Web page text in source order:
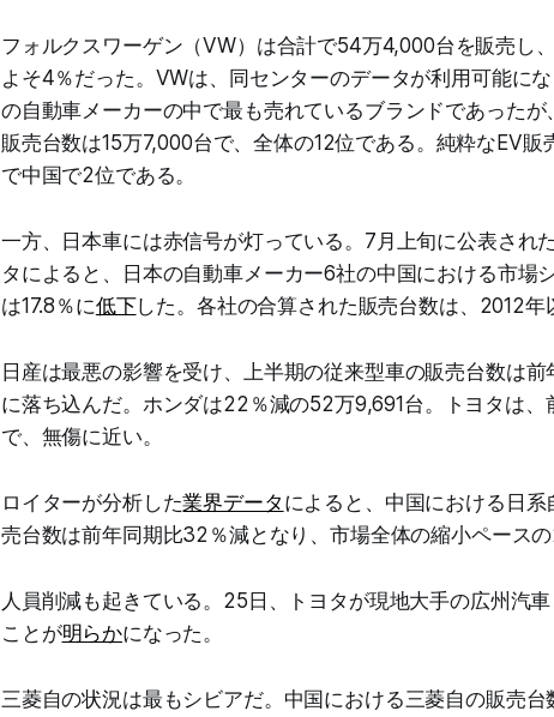
フォルクスワーゲン（VW）は合計で54万4,000台を販売し
よそ4％だった。VWは、同センターのデータが利用可能に
の自動車メーカーの中で最も売れているブランドであった
販売台数は15万7,000台で、全体の12位である。純粋なEV
で中国で2位である。
一方、日本車には赤信号が灯っている。7月上旬に公表され
タによると、日本の自動車メーカー6社の中国における市場
は17.8％に低下した。各社の合算された販売台数は、2012年
日産は最悪の影響を受け、上半期の従来型車の販売台数は
に落ち込んだ。ホンダは22％減の52万9,691台。トヨタは
で、無傷に近い。
ロイターが分析した業界データ によると、中国における日
売台数は前年同期比32％減となり、市場全体の縮小ペースの
人員削減も起きている。25日、トヨタが現地大手の広州汽
ことが明らかになった。
三菱自の状況は最もシビアだ。中国における三菱自の販売